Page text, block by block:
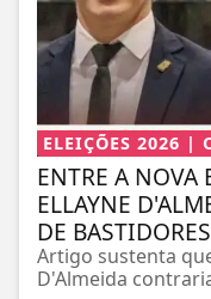
ELEIÇÕES 2026 |
ENTRE A NOVA
ELLAYNE
DE
Artigo sustenta
D'Almeida